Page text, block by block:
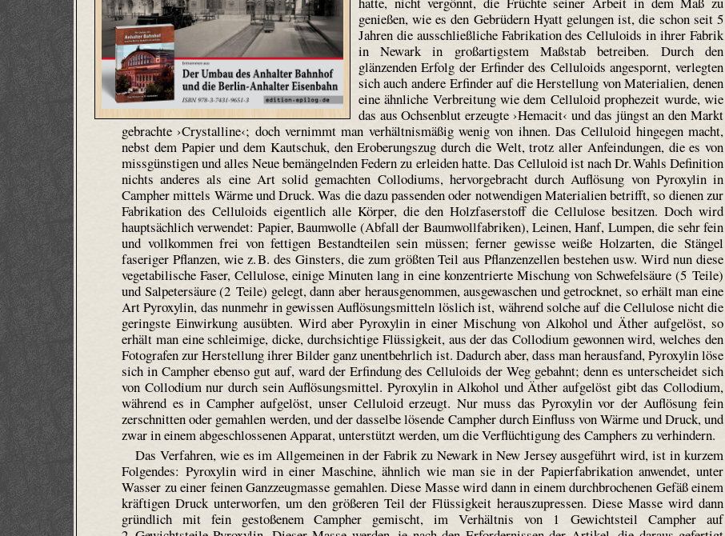
genießen, wie es den Gebrüdern Hyatt gelungen ist, die schon seit 5
Jahren die ausschließliche Fabrikation des Celluloids in ihrer Fabrik
in Newark in großartigstem Maßstab betreiben. Durch den
glänzenden Erfolg der Erfinder des Celluloids angespornt, verlegten
sich auch andere Erfinder auf die Herstellung von Materialien, denen
eine ähnliche Verbreitung wie dem Celluloid prophezeit wurde, wie
das aus Ochsenblut erzeugte ›Hemacit‹ und das jüngst an den Markt
gebrachte ›Crystalline‹; doch vernimmt man verhältnismäßig wenig von ihnen. Das Celluloid hingegen macht,
nebst dem Papier und dem Kautschuk, den Eroberungszug durch die Welt, trotz aller Anfeindungen, die es von
missgünstigen und alles Neue bemängelnden Federn zu erleiden hatte. Das Celluloid ist nach Dr. Wahls Definition
nichts anderes als eine Art solid gemachten Collodiums, hervorgebracht durch Auflösung von Pyroxylin in
Campher mittels Wärme und Druck. Was die dazu passenden oder notwendigen Materialien betrifft, so dienen zur
Fabrikation des Celluloids eigentlich alle Körper, die den Holzfaserstoff die Cellulose besitzen. Doch wird
hauptsächlich verwendet: Papier, Baumwolle (Abfall der Baumwollfabriken), Leinen, Hanf, Lumpen, die sehr fein
und vollkommen frei von fettigen Bestandteilen sein müssen; ferner gewisse weiße Holzarten, die Stängel
faseriger Pflanzen, wie z. B. des Ginsters, die zum größten Teil aus Pflanzenzellen bestehen usw. Wird nun diese
vegetabilische Faser, Cellulose, einige Minuten lang in eine konzentrierte Mischung von Schwefelsäure (5 Teile)
und Salpetersäure (2 Teile) gelegt, dann aber herausgenommen, ausgewaschen und getrocknet, so erhält man eine
Art Pyroxylin, das nunmehr in gewissen Auflösungsmitteln löslich ist, während solche auf die Cellulose nicht die
geringste Einwirkung ausübten. Wird aber Pyroxylin in einer Mischung von Alkohol und Äther aufgelöst, so
erhält man eine schleimige, dicke, durchsichtige Flüssigkeit, aus der das Collodium gewonnen wird, welches den
Fotografen zur Herstellung ihrer Bilder ganz unentbehrlich ist. Dadurch aber, dass man herausfand, Pyroxylin löse
sich in Campher ebenso gut auf, ward der Erfindung des Celluloids der Weg gebahnt; denn es unterscheidet sich
von Collodium nur durch sein Auflösungsmittel. Pyroxylin in Alkohol und Äther aufgelöst gibt das Collodium,
während es in Campher aufgelöst, unser Celluloid erzeugt. Nur muss das Pyroxylin vor der Auflösung fein
zerschnitten oder gemahlen werden, und der dasselbe lösende Campher durch Einfluss von Wärme und Druck, und
zwar in einem abgeschlossenen Apparat, unterstützt werden, um die Verflüchtigung des Camphers zu verhindern.
Das Verfahren, wie es im Allgemeinen in der Fabrik zu Newark in New Jersey ausgeführt wird, ist in kurzem
Folgendes: Pyroxylin wird in einer Maschine, ähnlich wie man sie in der Papierfabrikation anwendet, unter
Wasser zu einer feinen Ganz­zeug­masse gemahlen. Diese Masse wird dann in einem durchbrochenen Gefäß einem
kräftigen Druck unterworfen, um den größeren Teil der Flüssigkeit herauszupressen. Diese Masse wird dann
gründlich mit fein gestoßenem Campher gemischt, im Verhältnis von 1 Gewichtsteil Campher auf